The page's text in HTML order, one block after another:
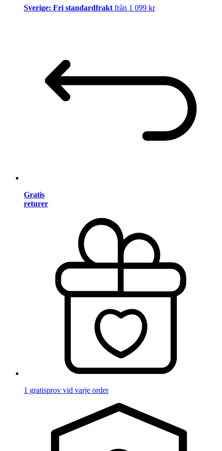
Sverige: Fri standardfrakt från 1 099 kr
Gratis
returer
1 gratisprov vid varje order